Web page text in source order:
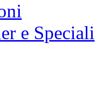
e Speciali